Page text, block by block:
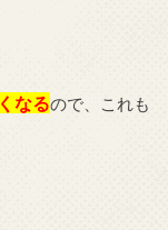
なるので、これも